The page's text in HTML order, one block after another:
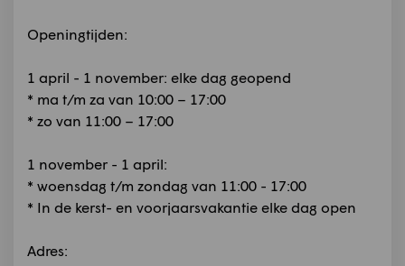
Openingtijden:
1 april - 1 november: elke dag geopend
* ma t/m za van 10:00 – 17:00
* zo van 11:00 – 17:00
1 november - 1 april:
* woensdag t/m zondag van 11:00 - 17:00
* In de kerst- en voorjaarsvakantie elke dag open
Adres: